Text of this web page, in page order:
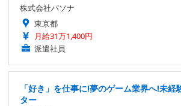
株式会社パソナ
東京都
月給31万1,400円
派遣社員
「好き」を仕事に!夢のゲーム業界へ!未経
ター